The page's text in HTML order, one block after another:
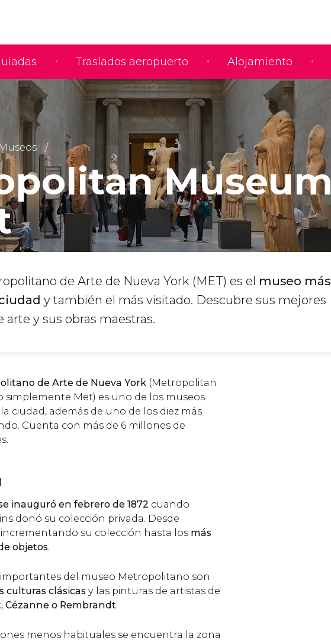
Traslados aeropuerto Alojamiento
Museos
Museum
de Arte de Nueva York (MET) es el museo más
y también el más visitado. Descubre sus mejores
arte y sus obras maestras.
de Arte de Nueva York (Metropolitan
simplemente Met) es uno de los museos
ciudad, además de uno de los diez más
Cuenta con más de 6 millones de
inauguró en febrero de 1872 cuando
donó su colección privada. Desde
su colección hasta los más
objetos.
importantes del museo Metropolitano son
culturas clásicas y las pinturas de artistas de
Cézanne o Rembrandt.
menos habituales se encuentra la zona